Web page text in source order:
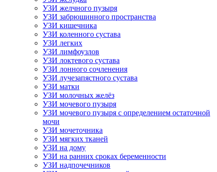
УЗИ желчного пузыря
УЗИ забрюшинного пространства
УЗИ кишечника
УЗИ коленного сустава
УЗИ легких
УЗИ лимфоузлов
УЗИ локтевого сустава
УЗИ лонного сочленения
УЗИ лучезапястного сустава
УЗИ матки
УЗИ молочных желёз
УЗИ мочевого пузыря
УЗИ мочевого пузыря с определением остаточной
мочи
УЗИ мочеточника
УЗИ мягких тканей
УЗИ на дому
УЗИ на ранних сроках беременности
УЗИ надпочечников